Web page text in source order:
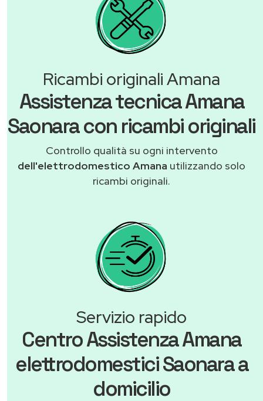
Ricambi originali Amana
Assistenza tecnica Amana
Saonara con ricambi originali
Controllo qualità su ogni intervento
dell'elettrodomestico Amana utilizzando solo
ricambi originali.
Servizio rapido
Centro Assistenza Amana
elettrodomestici Saonara a
domicilio